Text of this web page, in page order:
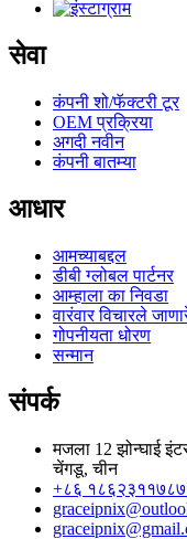
सेवा
कंपनी शो/फॅक्टरी टूर
OEM प्रक्रिया
अगदी नवीन
कंपनी बातम्या
आधार
आमच्याबद्दल
डीबी ग्लोबल पार्टनर
आम्हाला का निवडा
वारंवार विचारले
गोपनीयता धोरण
सन्मान
संपर्क
मजला 12 झोन्घाई
चेंगडू, चीन
+८६